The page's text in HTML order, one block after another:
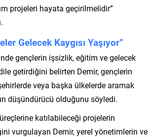
projeleri hayata geçirilmelidir”
Gelecek Kaygısı Yaşıyor”
gençlerin işsizlik, eğitim ve gelecek
dile getirdiğini belirten Demir, gençlerin
veya başka ülkelerde aramak
düşündürücü olduğunu söyledi.
katılabileceği projelerin
vurgulayan Demir, yerel yönetimlerin ve